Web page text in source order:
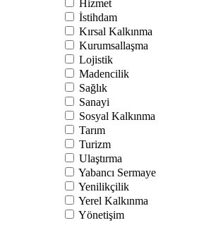
Hizmet
İstihdam
Kırsal Kalkınma
Kurumsallaşma
Lojistik
Madencilik
Sağlık
Sanayi
Sosyal Kalkınma
Tarım
Turizm
Ulaştırma
Yabancı Sermaye
Yenilikçilik
Yerel Kalkınma
Yönetişim